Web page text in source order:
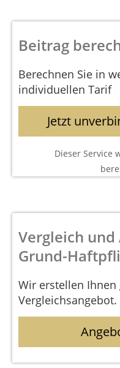
Beitrag
Berechnen Sie in
individuellen Tarif
Jetzt
Dieser Service
Vergleich und
Grund-
Wir erstellen Ihnen
Vergleichsangebot.